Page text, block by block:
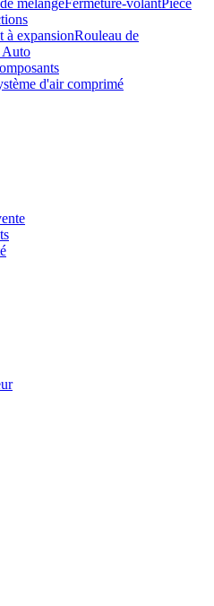
mélangeFermeture-volantPièce
à expansionRouleau de
Auto
d'air comprimé